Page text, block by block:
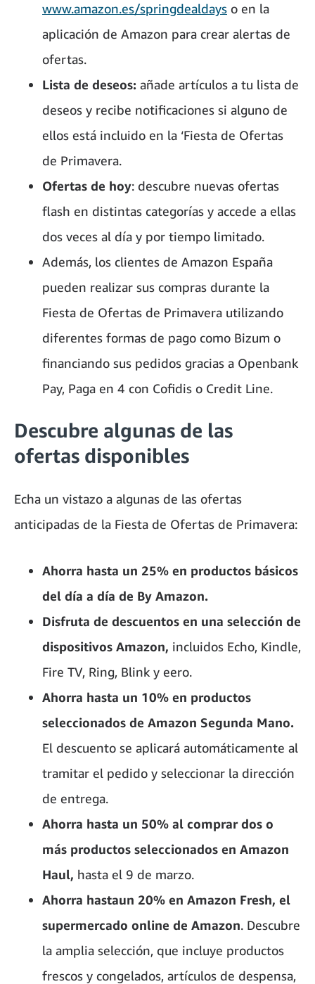
www.amazon.es/springdealdays o en la
aplicación de Amazon para crear alertas de
ofertas.
Lista de deseos: añade artículos a tu lista de
deseos y recibe notificaciones si alguno de
ellos está incluido en la ‘Fiesta de Ofertas
de Primavera.
Ofertas de hoy: descubre nuevas ofertas
flash en distintas categorías y accede a ellas
dos veces al día y por tiempo limitado.
Además, los clientes de Amazon España
pueden realizar sus compras durante la
Fiesta de Ofertas de Primavera utilizando
diferentes formas de pago como Bizum o
financiando sus pedidos gracias a Openbank
Pay, Paga en 4 con Cofidis o Credit Line.
Descubre algunas de las
ofertas disponibles
Echa un vistazo a algunas de las ofertas
anticipadas de la Fiesta de Ofertas de Primavera:
Ahorra hasta un 25% en productos básicos
del día a día de By Amazon.
Disfruta de descuentos en una selección de
dispositivos Amazon, incluidos Echo, Kindle,
Fire TV, Ring, Blink y eero.
Ahorra hasta un 10% en productos
seleccionados de Amazon Segunda Mano.
El descuento se aplicará automáticamente al
tramitar el pedido y seleccionar la dirección
de entrega.
Ahorra hasta un 50% al comprar dos o
más productos seleccionados en Amazon
Haul, hasta el 9 de marzo.
Ahorra hastaun 20% en Amazon Fresh, el
supermercado online de Amazon. Descubre
la amplia selección, que incluye productos
frescos y congelados, artículos de despensa,